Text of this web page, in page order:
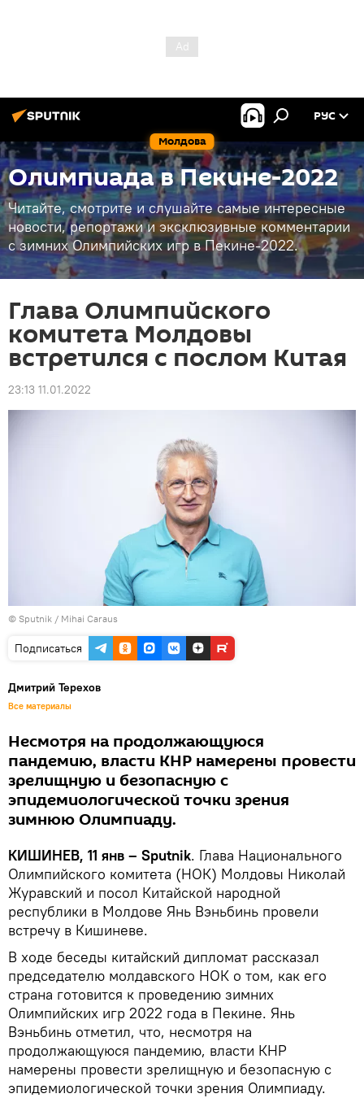
Молдова
РУС
Олимпиада в Пекине-2022
Читайте, смотрите и слушайте самые интересные
новости, репортажи и эксклюзивные комментарии
с зимних Олимпийских игр в Пекине-2022.
Глава Олимпийского
комитета Молдовы
встретился с послом Китая
23:13 11.01.2022
© Sputnik / Mihai Caraus
Подписаться
Дмитрий Терехов
Все материалы
Несмотря на продолжающуюся
пандемию, власти КНР намерены провести
зрелищную и безопасную с
эпидемиологической точки зрения
зимнюю Олимпиаду.
КИШИНЕВ, 11 янв – Sputnik. Глава Национального
Олимпийского комитета (НОК) Молдовы Николай
Журавский и посол Китайской народной
республики в Молдове Янь Вэньбинь провели
встречу в Кишиневе.
В ходе беседы китайский дипломат рассказал
председателю молдавского НОК о том, как его
страна готовится к проведению зимних
Олимпийских игр 2022 года в Пекине. Янь
Вэньбинь отметил, что, несмотря на
продолжающуюся пандемию, власти КНР
намерены провести зрелищную и безопасную с
эпидемиологической точки зрения Олимпиаду.